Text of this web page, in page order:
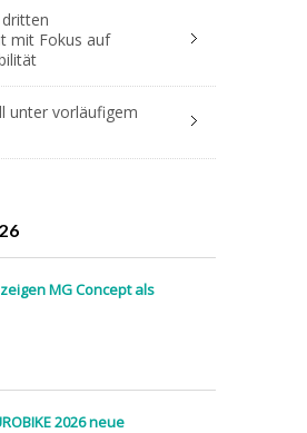
mit Fokus auf
unter vorläufigem
MG Concept als
2026 neue